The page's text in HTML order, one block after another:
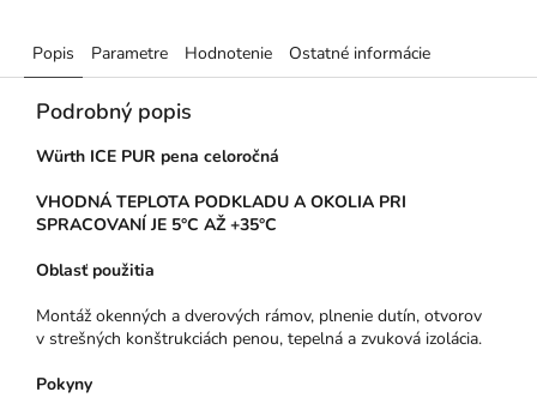
Popis Parametre Hodnotenie Ostatné informácie
Podrobný popis
Würth ICE PUR pena celoročná
VHODNÁ TEPLOTA PODKLADU A OKOLIA PRI
SPRACOVANÍ JE 5°C AŽ +35°C
Oblasť použitia
Montáž okenných a dverových rámov, plnenie dutín, otvorov
v strešných konštrukciách penou, tepelná a zvuková izolácia.
Pokyny